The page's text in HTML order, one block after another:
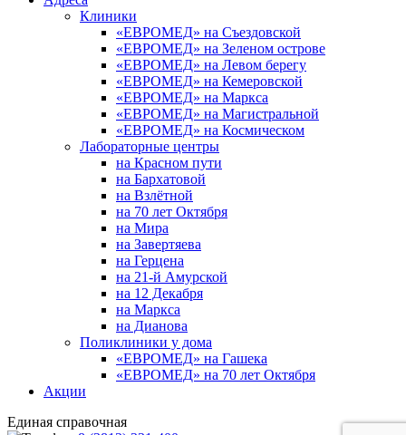
Клиники
«ЕВРОМЕД» на Съездовской
«ЕВРОМЕД» на Зеленом острове
«ЕВРОМЕД» на Левом берегу
«ЕВРОМЕД» на Кемеровской
«ЕВРОМЕД» на Маркса
«ЕВРОМЕД» на Магистральной
«ЕВРОМЕД» на Космическом
Лабораторные центры
на Красном пути
на Бархатовой
на Взлётной
на 70 лет Октября
на Мира
на Завертяева
на Герцена
на 21-й Амурской
на 12 Декабря
на Маркса
на Дианова
Поликлиники у дома
«ЕВРОМЕД» на Гашека
«ЕВРОМЕД» на 70 лет Октября
Акции
Единая справочная